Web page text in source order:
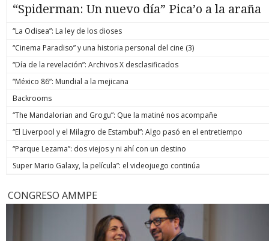
“Spiderman: Un nuevo día” Pica’o a la araña
“La Odisea”: La ley de los dioses
“Cinema Paradiso” y una historia personal del cine (3)
“Día de la revelación”: Archivos X desclasificados
“México 86”: Mundial a la mejicana
Backrooms
“The Mandalorian and Grogu”: Que la matiné nos acompañe
“El Liverpool y el Milagro de Estambul”: Algo pasó en el entretiempo
“Parque Lezama”: dos viejos y ni ahí con un destino
Super Mario Galaxy, la película”: el videojuego continúa
CONGRESO AMMPE